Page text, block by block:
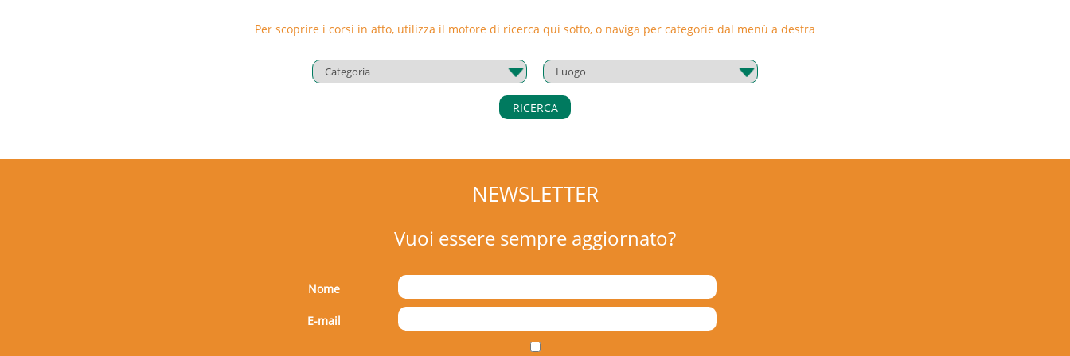
Per scoprire i corsi in atto, utilizza il motore di ricerca qui sotto, o naviga per categorie dal menù a destra
RICERCA
NEWSLETTER
Vuoi essere sempre aggiornato?
Nome
E-mail